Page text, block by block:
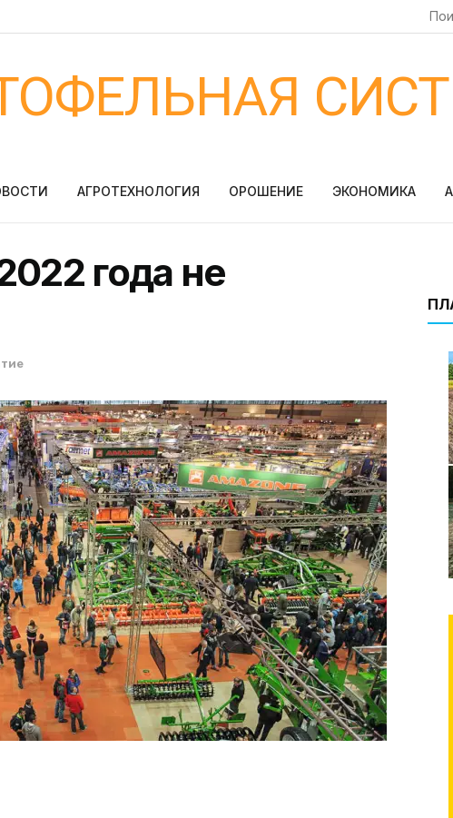
АГРОТЕХНОЛОГИЯ ОРОШЕНИЕ ЭКОНОМИКА
года не